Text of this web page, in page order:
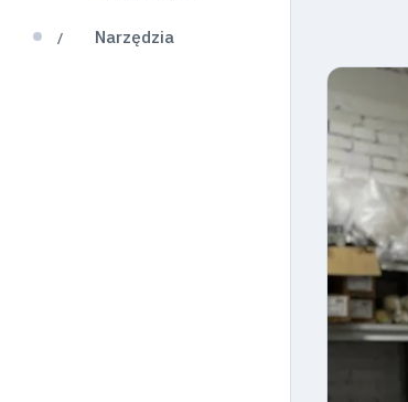
/ Narzędzia